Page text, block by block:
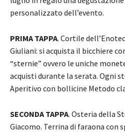
personalizzato dell’evento.
PRIMA TAPPA. Cortile
Giuliani: si acquista il bicchiere
“sternie” ovvero le uniche
acquisti durante la serata. Ogni
Aperitivo con bollicine Metodo
SECONDA TAPPA. Osteria della
Giacomo. Terrina di faraona con